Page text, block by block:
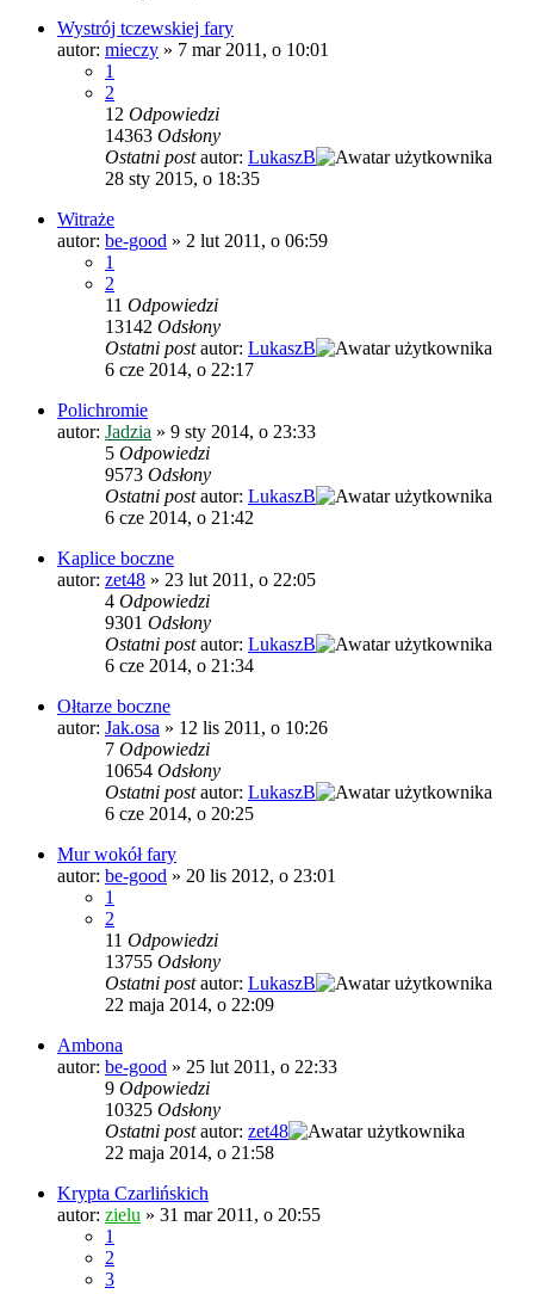
Wystrój tczewskiej fary
autor: mieczy » 7 mar 2011, o 10:01
1
2
12 Odpowiedzi
14363 Odsłony
Ostatni postautor: LukaszB
28 sty 2015, o 18:35
Witraże
autor: be-good » 2 lut 2011, o 06:59
1
2
11 Odpowiedzi
13142 Odsłony
Ostatni postautor: LukaszB
6 cze 2014, o 22:17
Polichromie
autor: Jadzia » 9 sty 2014, o 23:33
5 Odpowiedzi
9573 Odsłony
Ostatni postautor: LukaszB
6 cze 2014, o 21:42
Kaplice boczne
autor: zet48 » 23 lut 2011, o 22:05
4 Odpowiedzi
9301 Odsłony
Ostatni postautor: LukaszB
6 cze 2014, o 21:34
Ołtarze boczne
autor: Jak.osa » 12 lis 2011, o 10:26
7 Odpowiedzi
10654 Odsłony
Ostatni postautor: LukaszB
6 cze 2014, o 20:25
Mur wokół fary
autor: be-good » 20 lis 2012, o 23:01
1
2
11 Odpowiedzi
13755 Odsłony
Ostatni postautor: LukaszB
22 maja 2014, o 22:09
Ambona
autor: be-good » 25 lut 2011, o 22:33
9 Odpowiedzi
10325 Odsłony
Ostatni postautor: zet48
22 maja 2014, o 21:58
Krypta Czarlińskich
autor: zielu » 31 mar 2011, o 20:55
1
2
3